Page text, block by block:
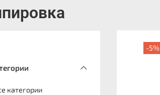
-5%
категории